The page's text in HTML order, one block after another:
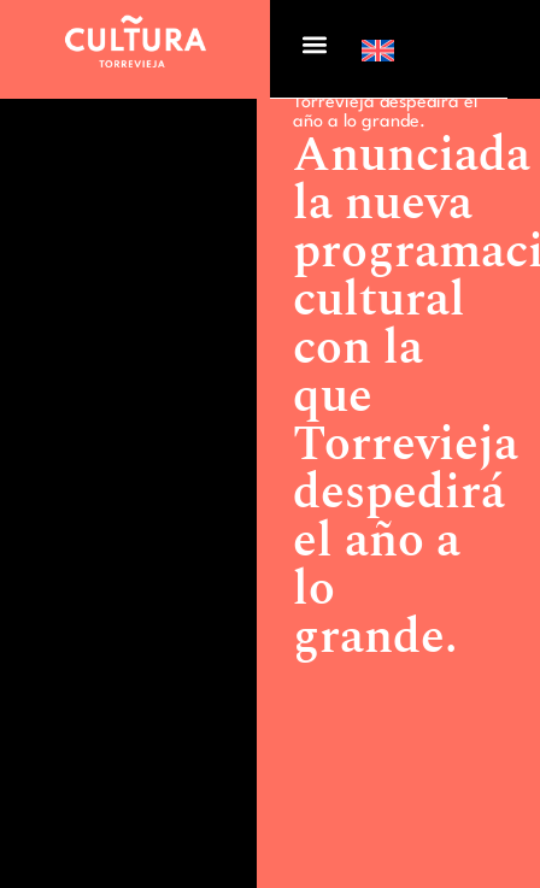
Actualidad >
nueva programación
Torrevieja despedirá el
año a lo grande.
Anunciada
la nueva
cultural
con la
que
Torrevieja
despedirá
el año a
lo
grande.